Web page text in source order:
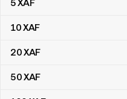
5XAF
10XAF
20XAF
50XAF